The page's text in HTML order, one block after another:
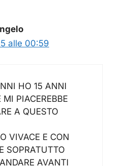
alle 00:59
HO 15 ANNI
PIACEREBBE
A QUESTO
VIVACE E CON
SOPRATUTTO
AVANTI